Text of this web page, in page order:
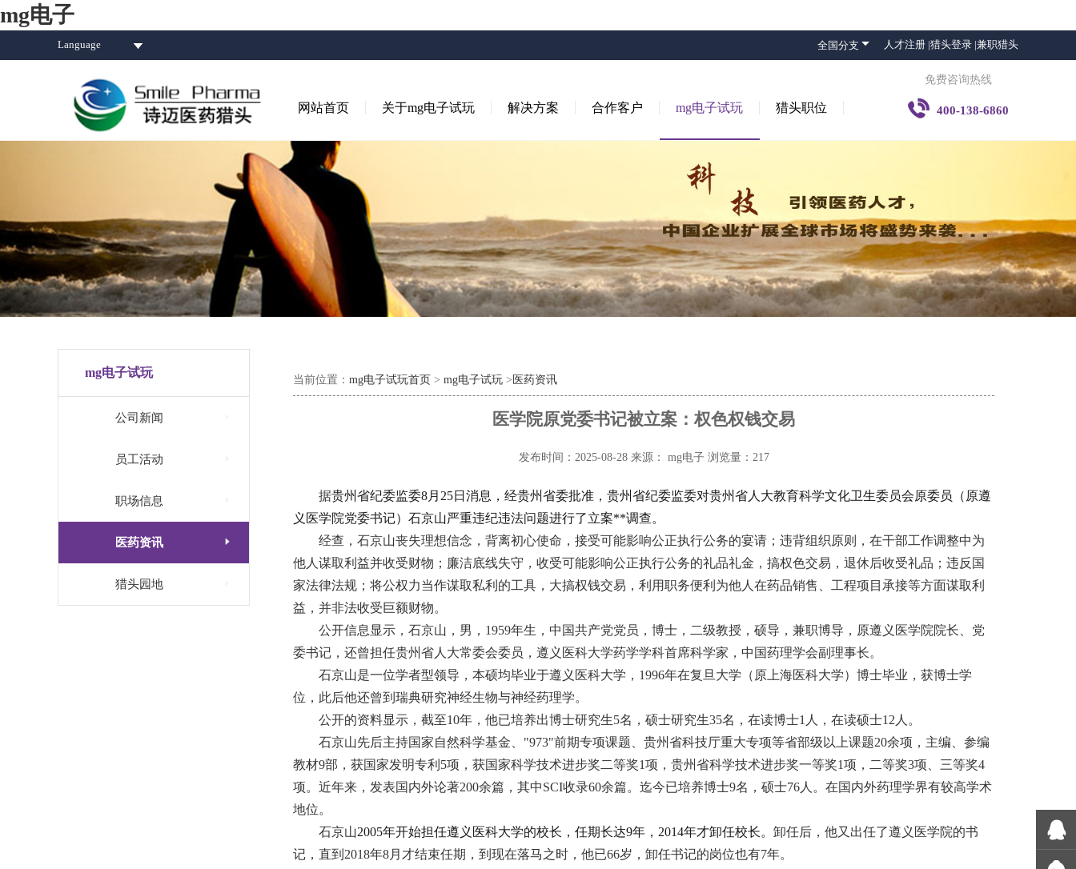
mg电子
Language 全国分支  人才注册 |猎头登录 |兼职猎头
网站首页 关于mg电子试玩 解决方案 合作客户 mg电子试玩 猎头职位
免费咨询热线
 400-138-6860
mg电子试玩
公司新闻
员工活动
职场信息
医药资讯 
猎头园地
当前位置： mg电子试玩首页 > mg电子试玩 > 医药资讯
医学院原党委书记被立案：权色权钱交易
发布时间：2025-08-28 来源： mg电子 浏览量：217
据贵州省纪委监委8月25日消息，经贵州省委批准，贵州省纪委监委对贵州省人大教育科学文化卫生委员会原委员（原遵
义医学院党委书记）石京山严重违纪违法问题进行了立案**调查。
经查，石京山丧失理想信念，背离初心使命，接受可能影响公正执行公务的宴请；违背组织原则，在干部工作调整中为
他人谋取利益并收受财物；廉洁底线失守，收受可能影响公正执行公务的礼品礼金，搞权色交易，退休后收受礼品；违反国
家法律法规；将公权力当作谋取私利的工具，大搞权钱交易，利用职务便利为他人在药品销售、工程项目承接等方面谋取利
益，并非法收受巨额财物。
公开信息显示，石京山，男，1959年生，中国共产党党员，博士，二级教授，硕导，兼职博导，原遵义医学院院长、党
委书记，还曾担任贵州省人大常委会委员，遵义医科大学药学学科首席科学家，中国药理学会副理事长。
石京山是一位学者型领导，本硕均毕业于遵义医科大学，1996年在复旦大学（原上海医科大学）博士毕业，获博士学
位，此后他还曾到瑞典研究神经生物与神经药理学。
公开的资料显示，截至10年，他已培养出博士研究生5名，硕士研究生35名，在读博士1人，在读硕士12人。
石京山先后主持国家自然科学基金、"973"前期专项课题、贵州省科技厅重大专项等省部级以上课题20余项，主编、参编
教材9部，获国家发明专利5项，获国家科学技术进步奖二等奖1项，贵州省科学技术进步奖一等奖1项，二等奖3项、三等奖4
项。近年来，发表国内外论著200余篇，其中SCI收录60余篇。迄今已培养博士9名，硕士76人。在国内外药理学界有较高学术
地位。
石京山2005年开始担任遵义医科大学的校长，任期长达9年，2014年才卸任校长。 卸任后，他又出任了遵义医学院的书
记，直到2018年8月才结束任期，到现在落马之时，他已66岁，卸任书记的岗位也有7年。